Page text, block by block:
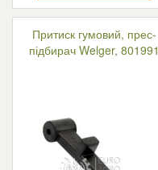
Притиск гумовий, прес-
підбирач Welger, 801991